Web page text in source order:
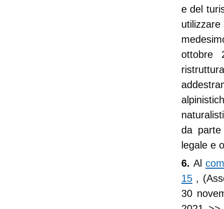
e del
ottobre
da
legale e
6. Al
15 ,
30